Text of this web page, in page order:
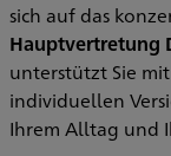
sich auf das
Hauptvertretung
unterstützt Sie
individuellen
Ihrem Alltag und